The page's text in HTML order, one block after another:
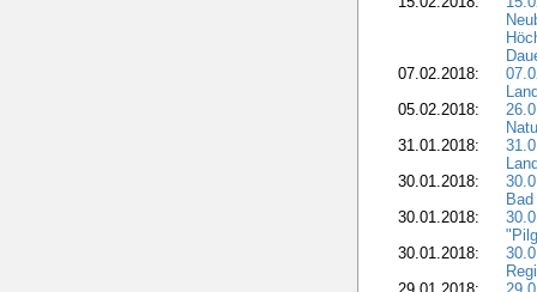
07.02.2018:
05.02.2018:
31.01.2018:
30.01.2018:
30.01.2018:
30.01.2018: